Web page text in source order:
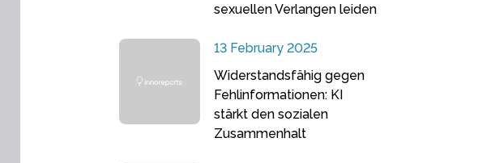
sexuellen Verlangen leiden
13 February 2025
Widerstandsfähig gegen
Fehlinformationen: KI
stärkt den sozialen
Zusammenhalt